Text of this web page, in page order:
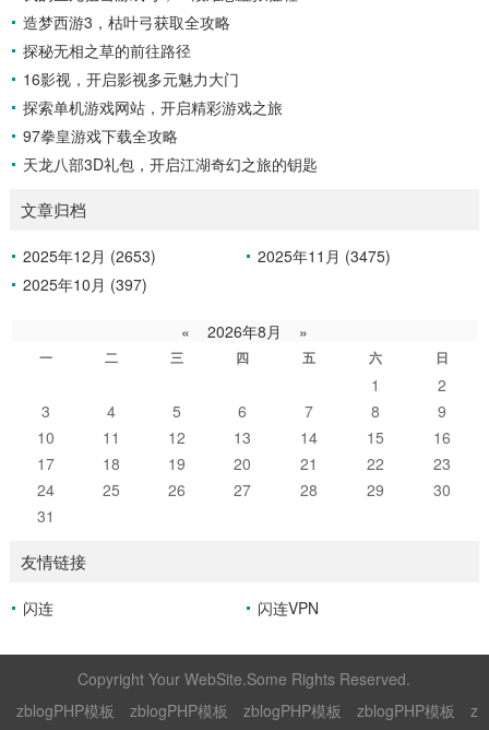
造梦西游3，枯叶弓获取全攻略
探秘无相之草的前往路径
16影视，开启影视多元魅力大门
探索单机游戏网站，开启精彩游戏之旅
97拳皇游戏下载全攻略
天龙八部3D礼包，开启江湖奇幻之旅的钥匙
文章归档
2025年12月 (2653)
2025年11月 (3475)
2025年10月 (397)
« 2026年8月 »
一 二 三 四 五 六 日
1
2
3
4 5 6 7 8
9
10
11 12 13 14 15
16
17
18 19 20 21 22
23
24
25 26 27 28 29
30
31
友情链接
闪连 闪连VPN
Copyright Your WebSite.Some Rights Reserved.
zblogPHP模板
zblogPHP模板 zblogPHP模板 zblogPHP模板
z